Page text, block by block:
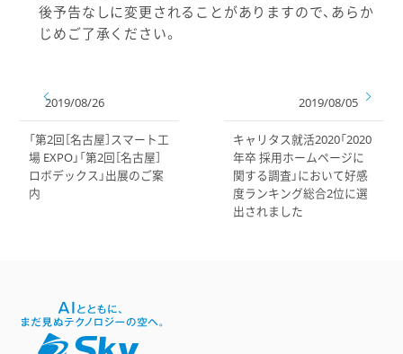
後予告なしに変更されることがありますので、あらか
じめご了承ください。
2019/08/26
「第2回［名古屋］スマート工
場 EXPO」「第2回［名古屋］
ロボデックス」出展のご案
内
2019/08/05
キャリタス就活2020「2020
年卒 採用ホームページに
関する調査」において好感
度ランキング総合2位に選
出されました